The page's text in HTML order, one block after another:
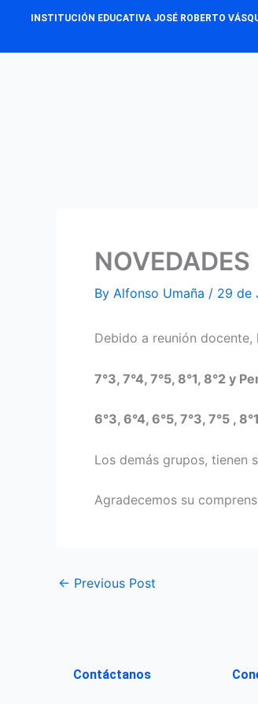
content
INSTITUCIÓN EDUCATIVA JOSÉ ROBERTO
By Alfonso Umaña / 29 de
Debido a reunión
7°3, 7°4, 7°5, 8°1, 8°2 y
6°3, 6°4, 6°5, 7°3, 7°5 ,
Los demás grupos, tienen
Agradecemos su
← Previous Post
Contáctanos